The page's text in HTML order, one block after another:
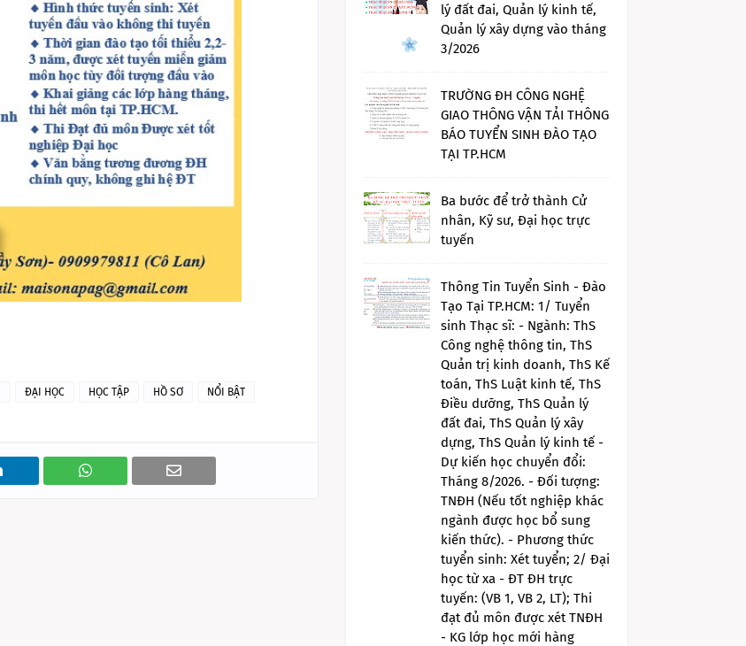
ĐẠI HỌC HỌC TẬP HỒ SƠ
NỔI BẬT
lý đất đai, Quản lý kinh tế,
Quản lý xây dựng vào tháng
3/2026
TRƯỜNG ĐH CÔNG NGHỆ
GIAO THÔNG VẬN TẢI THÔNG
BÁO TUYỂN SINH ĐÀO TẠO
TẠI TP.HCM
Ba bước để trở thành Cử
nhân, Kỹ sư, Đại học trực
tuyến
Thông Tin Tuyển Sinh - Đào
Tạo Tại TP.HCM: 1/ Tuyển
sinh Thạc sĩ: - Ngành: ThS
Công nghệ thông tin, ThS
Quản trị kinh doanh, ThS Kế
toán, ThS Luật kinh tế, ThS
Điều dưỡng, ThS Quản lý
đất đai, ThS Quản lý xây
dựng, ThS Quản lý kinh tế -
Dự kiến học chuyển đổi:
Tháng 8/2026. - Đối tượng:
TNĐH (Nếu tốt nghiệp khác
ngành được học bổ sung
kiến thức). - Phương thức
tuyển sinh: Xét tuyển; 2/ Đại
học từ xa - ĐT ĐH trực
tuyến: (VB 1, VB 2, LT); Thi
đạt đủ môn được xét TNĐH
- KG lớp học mới hàng